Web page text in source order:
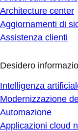
Architecture center
Aggiornamenti di
Assistenza clienti
Desidero
Intelligenza
Modernizzazione
Automazione
Applicazioni cloud